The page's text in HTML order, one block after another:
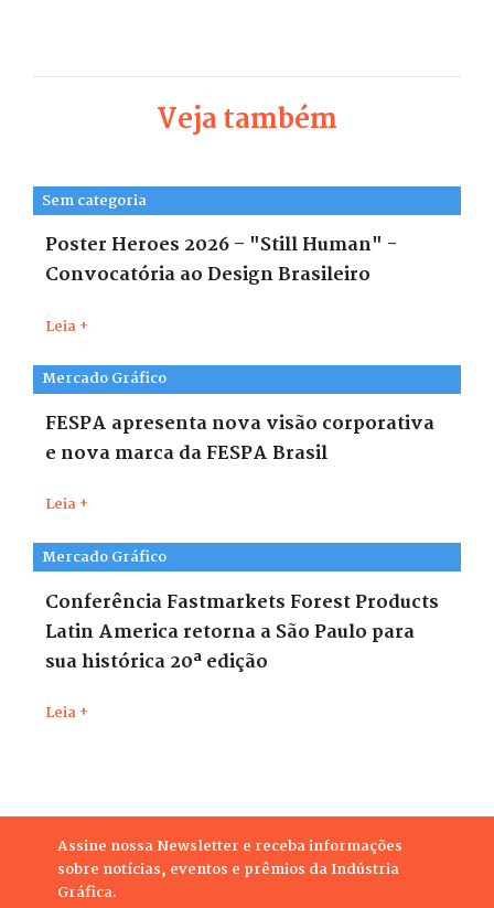
Veja também
Sem categoria
Poster Heroes 2026 – "Still Human" -
Convocatória ao Design Brasileiro
Leia +
Mercado Gráfico
FESPA apresenta nova visão corporativa
e nova marca da FESPA Brasil
Leia +
Mercado Gráfico
Conferência Fastmarkets Forest Products
Latin America retorna a São Paulo para
sua histórica 20ª edição
Leia +
Assine nossa Newsletter e receba informações
sobre notícias, eventos e prêmios da Indústria
Gráfica.